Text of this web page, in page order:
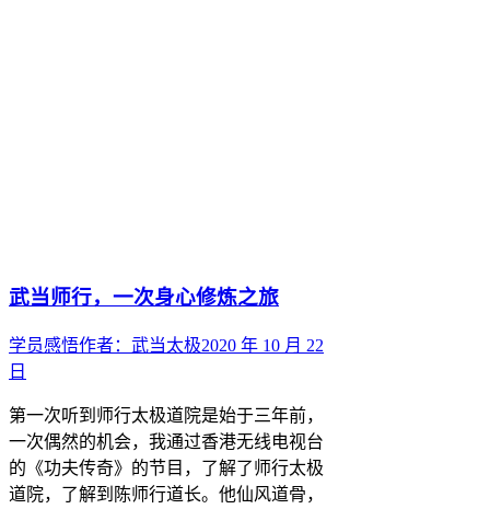
武当师行，一次身心修炼之旅
学员感悟作者： 武当太极2020 年 10 月 22
日
第一次听到师行太极道院是始于三年前，
一次偶然的机会，我通过香港无线电视台
的《功夫传奇》的节目，了解了师行太极
道院，了解到陈师行道长。他仙风道骨，